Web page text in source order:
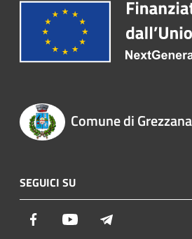
Comune di Grezzana
SEGUICI SU
Facebook Youtube